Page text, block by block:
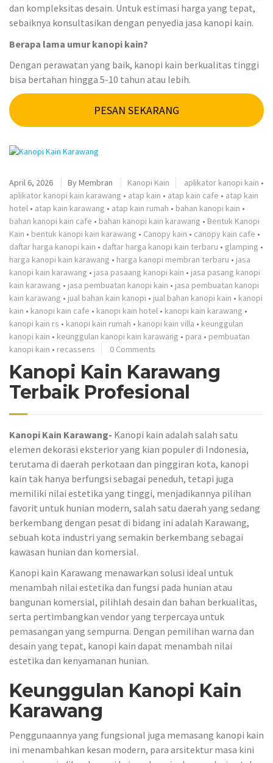
dan kompleksitas desain. Untuk estimasi harga yang tepat,
sebaiknya konsultasikan dengan penyedia jasa kanopi kain.
Berapa lama umur kanopi kain?
Dengan perawatan yang baik, kanopi kain berkualitas tinggi
bisa bertahan hingga 5-10 tahun atau lebih.
PESAN SEKARANG
April 6, 2026 ByMembran Kanopi Kain aplikator kanopi kain •
aplikator kanopi kain karawang • atap kain • atap kain cafe • atap kain
hotel • atap kain karawang • atap kain rumah • bahan kanopi kain •
bahan kanopi kain cafe • bahan kanopi kain karawang • Bentuk Kanopi
Kain • bentuk kanopi kain karawang • Canopy kain • canopy kain cafe •
daftar harga kanopi kain • daftar harga kanopi kain terbaru • glamping •
harga kanopi kain karawang • harga kanopi membran terbaru • jasa
kanopi kain karawang • jasa pasaang kanopi kain • jasa pasang kanopi
kain karawang • jasa pembuatan kanopi kain • jasa pembuatan kanopi
kain karawang • jual bahan kain kanopi • jual bahan kanopi kain • kanopi
kain • kanopi kain cafe • kanopi kain hotel • kanopi kain karawang •
kanopi kain rs • kanopi kain rumah • kanopi kain villa • keunggulan
kanopi kain • keunggulan kanopi kain karawang • para • pembuatan
kanopi kain • recassens 0 Comments
Kanopi Kain Karawang
Terbaik Profesional
Kanopi Kain Karawang- Kanopi kain adalah salah satu
elemen dekorasi eksterior yang kian populer di Indonesia,
terutama di daerah perkotaan dan pinggiran kota, kanopi
kain tak hanya berfungsi sebagai peneduh, tetapi juga
memiliki nilai estetika yang tinggi, menjadikannya pilihan
favorit untuk hunian modern, salah satu daerah yang sedang
berkembang dengan pesat di bidang ini adalah Karawang,
sebuah kota industri yang semakin berkembang sebagai
kawasan hunian dan komersial.
Kanopi kain Karawang menawarkan solusi ideal untuk
menambah nilai estetika dan fungsi pada hunian atau
bangunan komersial, pilihlah desain dan bahan berkualitas,
serta pertimbangkan vendor yang terpercaya untuk
pemasangan yang sempurna. Dengan pemilihan warna dan
desain yang tepat, kanopi kain dapat menambah nilai
estetika dan kenyamanan hunian.
Keunggulan Kanopi Kain
Karawang
Penggunaannya yang fungsional juga memasang kanopi kain
ini menambahkan kesan modern, para arsitektur masa kini